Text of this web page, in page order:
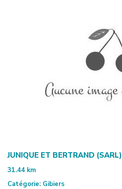
JUNIQUE ET BERTRAND (SARL)
31.44 km
Catégorie: Gibiers